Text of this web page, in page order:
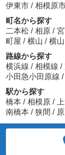
伊東市 / 相模原
町名から探す
二本松 / 相原 /
町屋 / 横山 / 横
路線から探す
横浜線 / 相模線 /
小田急小田原線 /
駅から探す
橋本 / 相模原 /
南橋本 / 狭間 /